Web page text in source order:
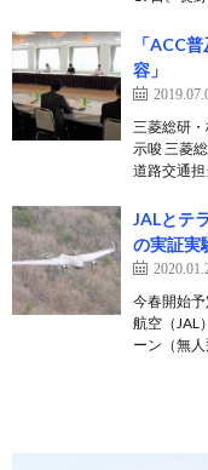
「ACC
容」
三菱総研
示唆 三菱
道路交通
JALとテ
の実証実
今春開始
航空（JAL
ーン（無